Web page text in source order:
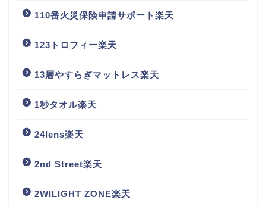
110番火災保険申請サポート楽天
123トロフィー楽天
13層やすらぎマットレス楽天
1秒タオル楽天
24lens楽天
2nd Street楽天
2WILIGHT ZONE楽天